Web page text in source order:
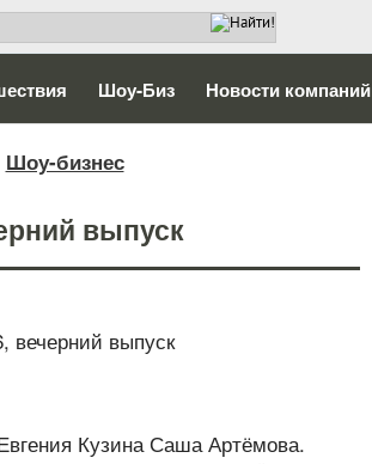
Шоу-Биз Новости компаний
Шоу-бизнес
выпуск
Кузина Саша Артёмова.